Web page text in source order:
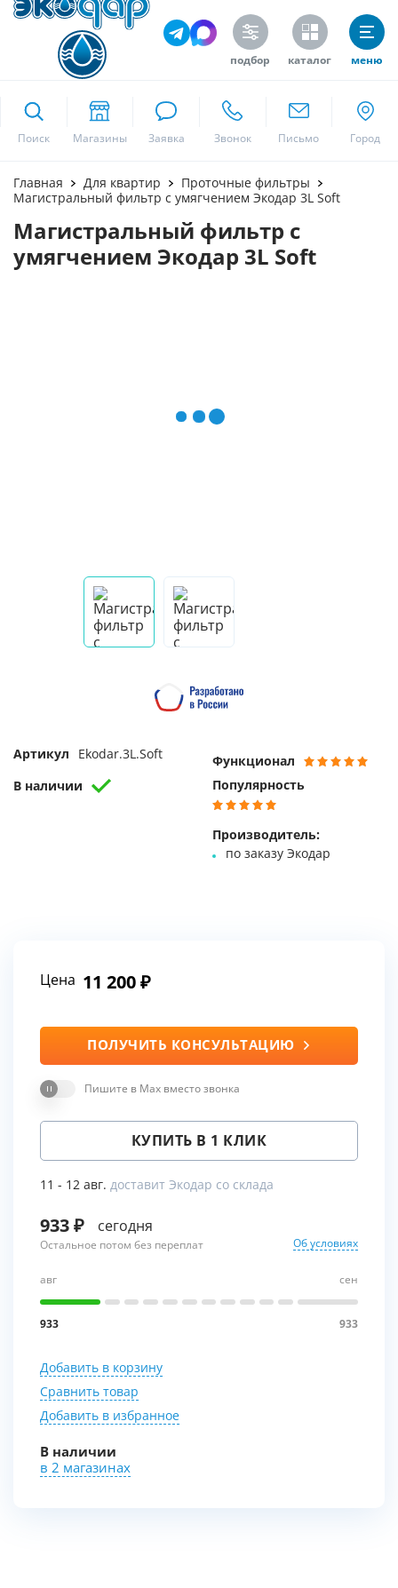
подбор каталог меню
Поиск
Москва
Главная Для квартир
Проточные фильтры
Магистральный фильтр с умягчением Экодар 3L Soft
Магистральный фильтр с
умягчением Экодар 3L Soft
Артикул Ekodar.3L.Soft
В наличии
Функционал
Популярность
Производитель:
по заказу Экодар
Цена 11 200
ПОЛУЧИТЬ КОНСУЛЬТАЦИЮ
Пишите в Max вместо звонка
КУПИТЬ В 1 КЛИК
11 - 12 авг. доставит Экодар со склада
933 сегодня
Остальное потом без переплат Об условиях
авг
933
сен
933
Добавить в корзину
Сравнить товар
Добавить в избранное
В наличии
в 2 магазинах